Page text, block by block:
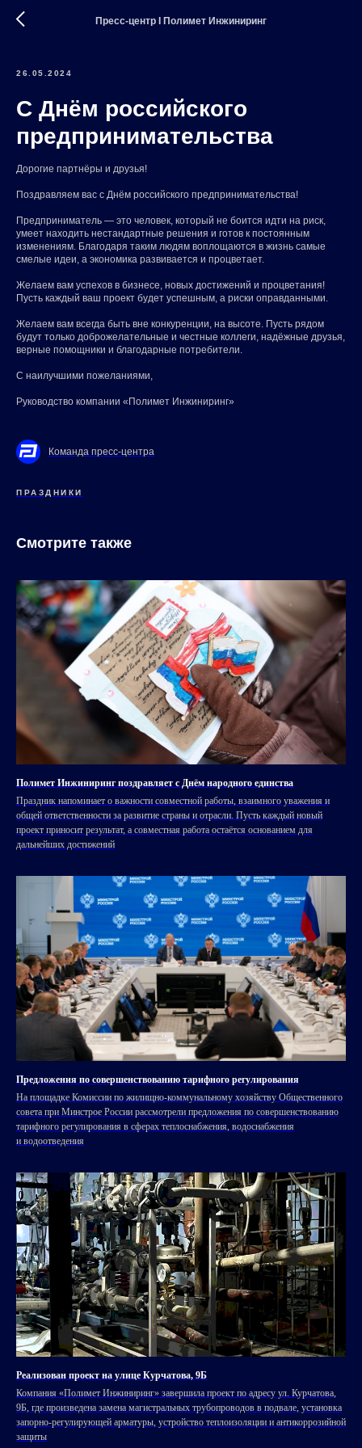
Пресс-центр I Полимет Инжиниринг
26.05.2024
С Днём российского
предпринимательства
Дорогие партнёры и друзья!
Поздравляем вас с Днём российского предпринимательства!
Предприниматель — это человек, который не боится идти на риск,
умеет находить нестандартные решения и готов к постоянным
изменениям. Благодаря таким людям воплощаются в жизнь самые
смелые идеи, а экономика развивается и процветает.
Желаем вам успехов в бизнесе, новых достижений и процветания!
Пусть каждый ваш проект будет успешным, а риски оправданными.
Желаем вам всегда быть вне конкуренции, на высоте. Пусть рядом
будут только доброжелательные и честные коллеги, надёжные друзья,
верные помощники и благодарные потребители.
С наилучшими пожеланиями,
Руководство компании «Полимет Инжиниринг»
Команда пресс-центра
ПРАЗДНИКИ
Смотрите также
Полимет Инжиниринг поздравляет с Днём народного единства
Праздник напоминает о важности совместной работы, взаимного уважения и
общей ответственности за развитие страны и отрасли. Пусть каждый новый
проект приносит результат, а совместная работа остаётся основанием для
дальнейших достижений
Предложения по совершенствованию тарифного регулирования
На площадке Комиссии по жилищно-коммунальному хозяйству Общественного
совета при Минстрое России рассмотрели предложения по совершенствованию
тарифного регулирования в сферах теплоснабжения, водоснабжения
и водоотведения
Реализован проект на улице Курчатова, 9Б
Компания «Полимет Инжиниринг» завершила проект по адресу ул. Курчатова,
9Б, где произведена замена магистральных трубопроводов в подвале, установка
запорно-регулирующей арматуры, устройство теплоизоляции и антикоррозийной
защиты